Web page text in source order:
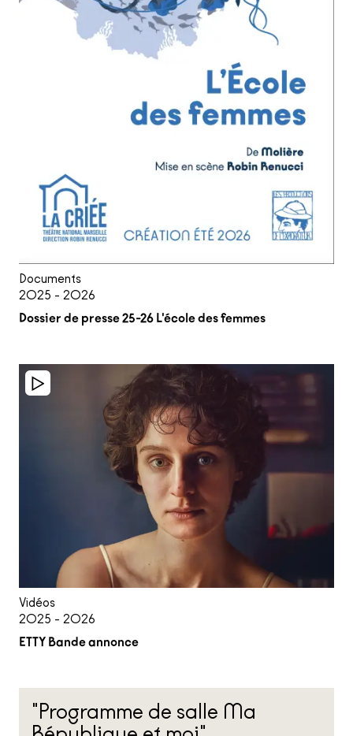
Documents
2025 - 2026
Dossier de presse 25-26 L'école des femmes
Vidéos
2025 - 2026
ETTY Bande annonce
"Programme de salle Ma